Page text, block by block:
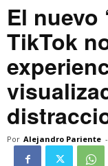
El nuevo
TikTok
Por Alejandro Pariente -